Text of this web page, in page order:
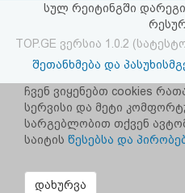
სულ რეიტინგში
TOP.GE ვერსია 1.0.2
შეთანხმება და
იხილეთ TOP.GE - ის
TOP.GE-ს სერვერების
ჩვენ ვიყენებთ cookies
სერვისი და მეტი
სარგებლობით თქვენ
საიტის წესებსა და
დახურვა